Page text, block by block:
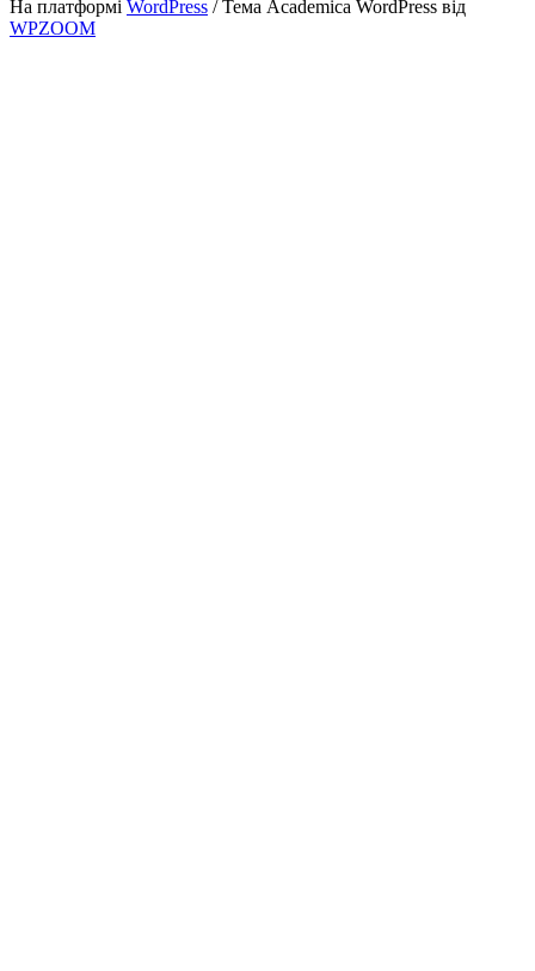
На платформі WordPress / Тема Academica WordPress від
WPZOOM